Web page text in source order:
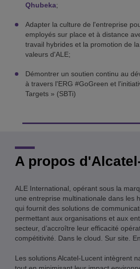
Qhubeka;
Adapter la culture de l'entreprise
employés sur place et à distance
travail hybrides et la promotion de
valeurs d'ALE;
Démontrer un soutien continu au
à travers l'ERG #GoGreen et
Targets » (SBTi)
A propos
ALE International, opérant sous la
une entreprise multinationale dans les
qui fournit des solutions de
permettant aux organisations et aux
secteur, d’accroître leur efficacité
compétitivité. Dans le cloud. Sur site.
Les solutions Alcatel-Lucent intègrent